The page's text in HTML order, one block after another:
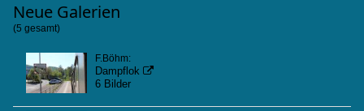
Neue Galerien
(5 gesamt)
F.Böhm:
Dampflok 
6 Bilder